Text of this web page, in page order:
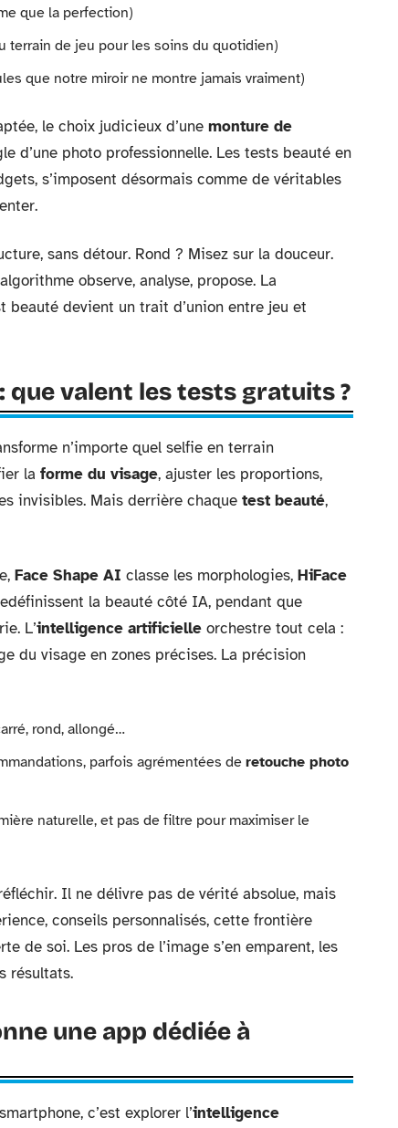
que la perfection)
terrain de jeu pour les soins du quotidien)
que notre miroir ne montre jamais vraiment)
le choix judicieux d’une monture de
d’une photo professionnelle. Les tests beauté en
s’imposent désormais comme de véritables
sans détour. Rond ? Misez sur la douceur.
observe, analyse, propose. La
devient un trait d’union entre jeu et
que valent les tests gratuits ?
n’importe quel selfie en terrain
la forme du visage, ajuster les proportions,
invisibles. Mais derrière chaque test beauté,
Face Shape AI classe les morphologies, HiFace
la beauté côté IA, pendant que
L’intelligence artificielle orchestre tout cela :
du visage en zones précises. La précision
rond, allongé…
parfois agrémentées deretouche photo
naturelle, et pas de filtre pour maximiser le
Il ne délivre pas de vérité absolue, mais
conseils personnalisés, cette frontière
de soi. Les pros de l’image s’en emparent, les
résultats.
une app dédiée à
c’est explorer l’intelligence